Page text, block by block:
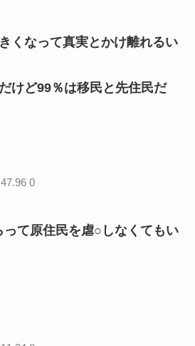
くなって真実とかけ離れるい
けど99％は移民と先住民だ
0
て原住民を虐○しなくてもい